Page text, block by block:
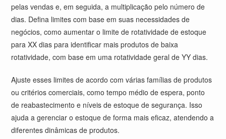
pelas vendas e, em seguida, a multiplicação pelo número de
dias. Defina limites com base em suas necessidades de
negócios, como aumentar o limite de rotatividade de estoque
para XX dias para identificar mais produtos de baixa
rotatividade, com base em uma rotatividade geral de YY dias.
Ajuste esses limites de acordo com várias famílias de produtos
ou critérios comerciais, como tempo médio de espera, ponto
de reabastecimento e níveis de estoque de segurança. Isso
ajuda a gerenciar o estoque de forma mais eficaz, atendendo a
diferentes dinâmicas de produtos.